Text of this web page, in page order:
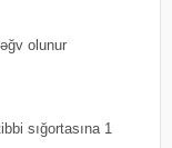
olunur
sığortasına 1